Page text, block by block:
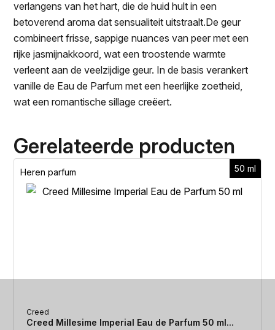
verlangens van het hart, die de huid hult in een
betoverend aroma dat sensualiteit uitstraalt.De geur
combineert frisse, sappige nuances van peer met een
rijke jasmijnakkoord, wat een troostende warmte
verleent aan de veelzijdige geur. In de basis verankert
vanille de Eau de Parfum met een heerlijke zoetheid,
wat een romantische sillage creëert.
Gerelateerde producten
50 ml
Heren parfum
Creed
Creed Millesime Imperial Eau de Parfum 50 ml...